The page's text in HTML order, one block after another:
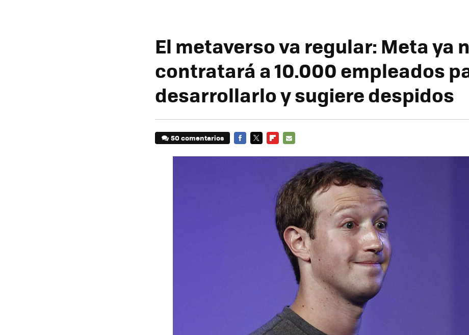
El metaverso va regular: Meta ya
contratará a 10.000 empleados
desarrollarlo y sugiere despidos
50 comentarios